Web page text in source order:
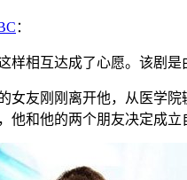
：
样相互达成了心愿。该剧
女友刚刚离开他，从医学
他和他的两个朋友决定成立